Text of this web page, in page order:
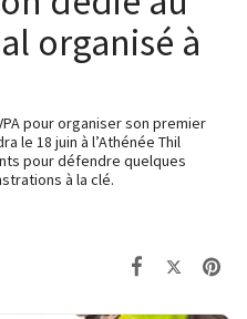
organisé à
pour organiser son premier
le 18 juin à l’Athénée Thil
pour défendre quelques
à la clé.